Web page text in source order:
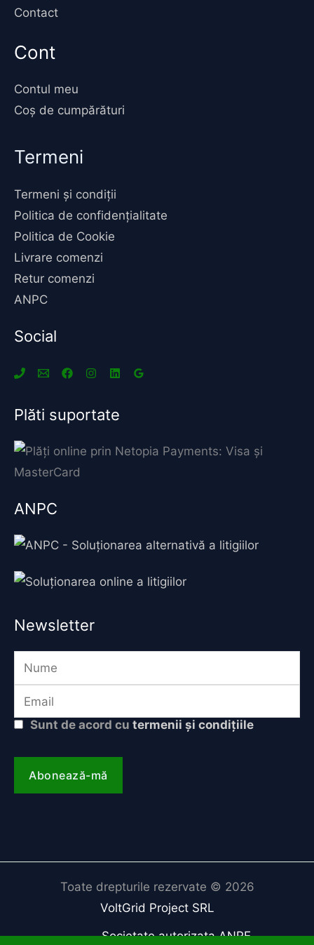
Contact
Cont
Contul meu
Coș de cumpărături
Termeni
Termeni și condiții
Politica de confidențialitate
Politica de Cookie
Livrare comenzi
Retur comenzi
ANPC
Social
Plăti suportate
ANPC
Newsletter
Sunt de acord cu termenii și condițiile
Toate drepturile rezervate © 2026
VoltGrid Project SRL
Societate autorizata ANRE